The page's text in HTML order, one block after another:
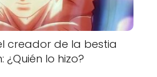
creador de la bestia
¿Quién lo hizo?